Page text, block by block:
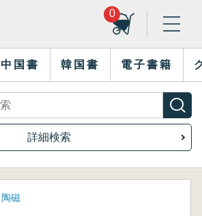
0
中国書 韓国書 電子書籍
詳細検索
陶磁